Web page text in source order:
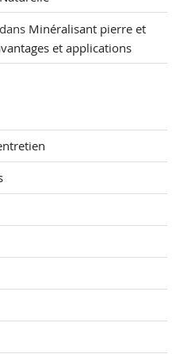
dans Minéralisant pierre et
et applications